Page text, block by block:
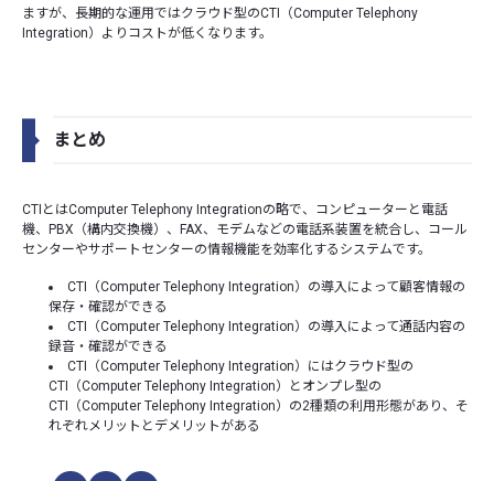
ますが、長期的な運用ではクラウド型のCTI（Computer Telephony
Integration）よりコストが低くなります。
まとめ
CTIとはComputer Telephony Integrationの略で、コンピューターと電話
機、PBX（構内交換機）、FAX、モデムなどの電話系装置を統合し、コール
センターやサポートセンターの情報機能を効率化するシステムです。
CTI（Computer Telephony Integration）の導入によって顧客情報の
保存・確認ができる
CTI（Computer Telephony Integration）の導入によって通話内容の
録音・確認ができる
CTI（Computer Telephony Integration）にはクラウド型の
CTI（Computer Telephony Integration）とオンプレ型の
CTI（Computer Telephony Integration）の2種類の利用形態があり、そ
れぞれメリットとデメリットがある